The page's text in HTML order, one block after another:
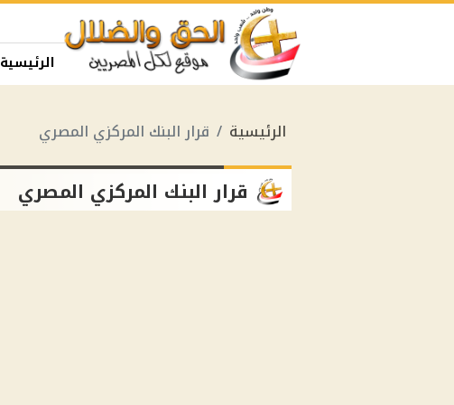
الرئيسية
الرئيسية قرار البنك المركزي المصري
قرار البنك المركزي المصري